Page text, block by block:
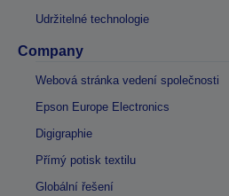
Udržitelné technologie
Company
Webová stránka vedení společnosti
Epson Europe Electronics
Digigraphie
Přímý potisk textilu
Globální řešení